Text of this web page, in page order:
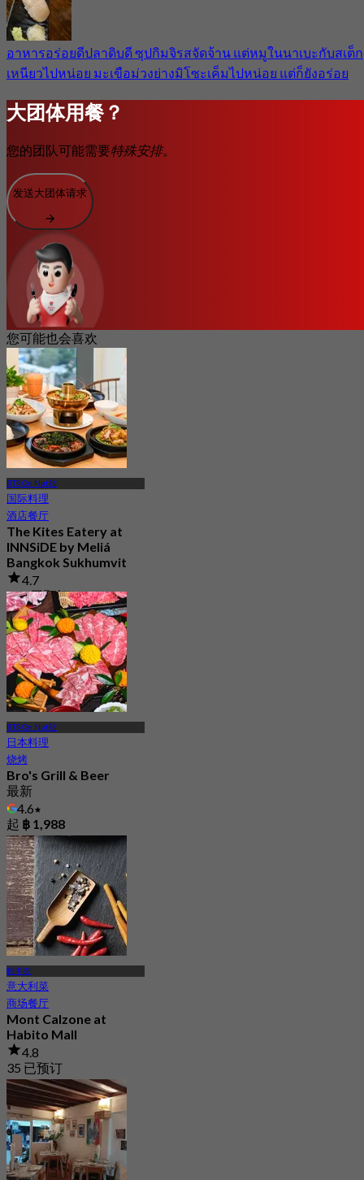
อาหารอร่อยดีปลาดิบดี ซุปกิมจิรสจัดจ้าน แต่หมูในนาเบะกับสเต็ก
เหนียวไปหน่อย มะเขือม่วงย่างมิโซะเค็มไปหน่อย แต่ก็ยังอร่อย
大团体用餐？
您的团队可能需要特殊安排。
发送大团体请求
您可能也会喜欢
BTS On Nut站
国际料理
酒店餐厅
The Kites Eatery at
INNSiDE by Meliá
Bangkok Sukhumvit
4.7
532 已预订
起฿ 333
BTS On Nut站
日本料理
烧烤
Bro's Grill & Beer
最新
4.6
起 ฿ 1,988
帕卡农
意大利菜
商场餐厅
Mont Calzone at
Habito Mall
4.8
35 已预订
起฿ 490